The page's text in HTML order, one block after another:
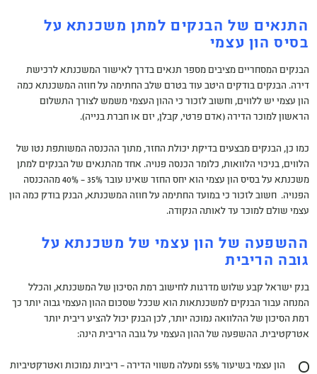
התנאים של הבנקים למתן משכנתא על
בסיס הון עצמי
הבנקים המסחריים מציבים מספר תנאים בדרך לאישור המשכנתא לרכישת
דירה. הבנקים בודקים היטב עוד בטרם שלב החתימה על חוזה המשכנתא כמה
הון עצמי יש ללווים, וחשוב לזכור כי ההון העצמי משמש לצורך התשלום
הראשון למוכר הדירה (אדם פרטי, קבלן, יזם או חברת בנייה).
כמו כן, הבנקים מבצעים בדיקת יכולת החזר, מתוך ההכנסה המשותפת נטו של
הלווים, בניכוי הלוואות, כלומר הכנסה פנויה. אחד מהתנאים של הבנקים למתן
משכנתא על בסיס הון עצמי הוא יחס החזר שאינו עובר 35% – 40% מההכנסה
הפנויה. חשוב לזכור כי במועד החתימה על חוזה המשכנתא, הבנק בודק כמה הון
עצמי שולם למוכר עד לאותה הנקודה.
ההשפעה של הון עצמי של משכנתא על
גובה הריבית
בנק ישראל קבע שלוש מדרגות לחישוב רמת הסיכון של המשכנתא, והכלל
המנחה עבור הבנקים למשכנתאות הוא שככל שסכום ההון העצמי גבוה יותר כך
רמת הסיכון של ההלוואה נמוכה יותר, לכן הבנק יכול להציע ריבית יותר
אטרקטיבית. ההשפעה של ההון העצמי על גובה הריבית הינה:
הון עצמי בשיעור 55% ומעלה משווי הדירה – ריביות נמוכות ואטרקטיביות